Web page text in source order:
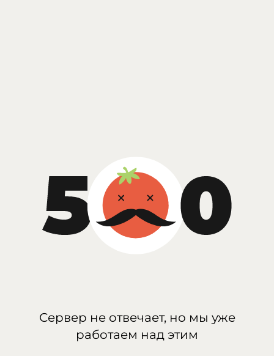
Сервер не отвечает, но мы уже
работаем над этим